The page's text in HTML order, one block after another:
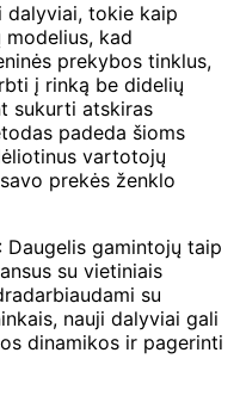
dalyviai, tokie kaip
modelius, kad
prekybos tinklus,
į rinką be didelių
sukurti atskiras
padeda šioms
vartotojų
prekės ženklo
: Daugelis gamintojų taip
su vietiniais
su
nauji dalyviai gali
dinamikos ir pagerinti